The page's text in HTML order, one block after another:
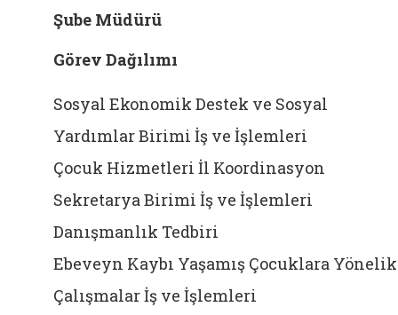
Şube Müdürü
Görev Dağılımı
Sosyal Ekonomik Destek ve Sosyal
Yardımlar Birimi İş ve İşlemleri
Çocuk Hizmetleri İl Koordinasyon
Sekretarya Birimi İş ve İşlemleri
Danışmanlık Tedbiri
Ebeveyn Kaybı Yaşamış Çocuklara Yönelik
Çalışmalar İş ve İşlemleri